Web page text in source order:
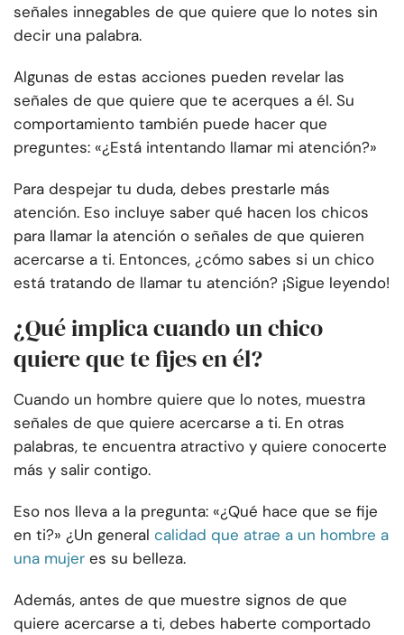
señales innegables de que quiere que lo notes sin
decir una palabra.
Algunas de estas acciones pueden revelar las
señales de que quiere que te acerques a él. Su
comportamiento también puede hacer que
preguntes: «¿Está intentando llamar mi atención?»
Para despejar tu duda, debes prestarle más
atención. Eso incluye saber qué hacen los chicos
para llamar la atención o señales de que quieren
acercarse a ti. Entonces, ¿cómo sabes si un chico
está tratando de llamar tu atención? ¡Sigue leyendo!
¿Qué implica cuando un chico
quiere que te fijes en él?
Cuando un hombre quiere que lo notes, muestra
señales de que quiere acercarse a ti. En otras
palabras, te encuentra atractivo y quiere conocerte
más y salir contigo.
Eso nos lleva a la pregunta: «¿Qué hace que se fije
en ti?» ¿Un general calidad que atrae a un hombre a
una mujer es su belleza.
Además, antes de que muestre signos de que
quiere acercarse a ti, debes haberte comportado